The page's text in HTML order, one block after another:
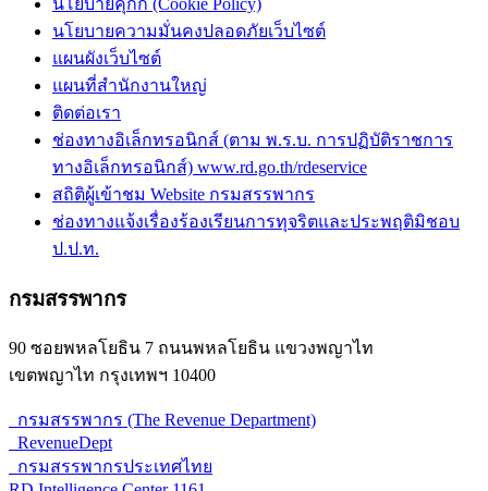
นโยบายคุกกี้ (Cookie Policy)
นโยบายความมั่นคงปลอดภัยเว็บไซต์
แผนผังเว็บไซต์
แผนที่สำนักงานใหญ่
ติดต่อเรา
ช่องทางอิเล็กทรอนิกส์ (ตาม พ.ร.บ. การปฏิบัติราชการ
ทางอิเล็กทรอนิกส์) www.rd.go.th/rdeservice
สถิติผู้เข้าชม Website กรมสรรพากร
ช่องทางแจ้งเรื่องร้องเรียนการทุจริตและประพฤติมิชอบ
ป.ป.ท.
กรมสรรพากร
90 ซอยพหลโยธิน 7 ถนนพหลโยธิน แขวงพญาไท
เขตพญาไท กรุงเทพฯ 10400
กรมสรรพากร (The Revenue Department)
RevenueDept
กรมสรรพากรประเทศไทย